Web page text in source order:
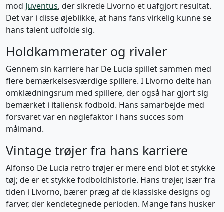
mod Juventus, der sikrede Livorno et uafgjort resultat.
Det var i disse øjeblikke, at hans fans virkelig kunne se
hans talent udfolde sig.
Holdkammerater og rivaler
Gennem sin karriere har De Lucia spillet sammen med
flere bemærkelsesværdige spillere. I Livorno delte han
omklædningsrum med spillere, der også har gjort sig
bemærket i italiensk fodbold. Hans samarbejde med
forsvaret var en nøglefaktor i hans succes som
målmand.
Vintage trøjer fra hans karriere
Alfonso De Lucia retro trøjer er mere end blot et stykke
tøj; de er et stykke fodboldhistorie. Hans trøjer, især fra
tiden i Livorno, bærer præg af de klassiske designs og
farver, der kendetegnede perioden. Mange fans husker